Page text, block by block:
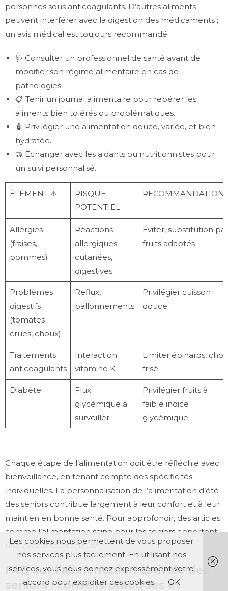
personnes sous anticoagulants. D’autres aliments
peuvent interférer avec la digestion des médicaments ;
un avis médical est toujours recommandé.
🩺 Consulter un professionnel de santé avant de
modifier son régime alimentaire en cas de
pathologies.
📋 Tenir un journal alimentaire pour repérer les
aliments bien tolérés ou problématiques.
🧴 Privilégier une alimentation douce, variée, et bien
hydratée.
🤝 Échanger avec les aidants ou nutritionnistes pour
un suivi personnalisé.
ÉLÉMENT ⚠️
RISQUE
POTENTIEL
Allergies
(fraises,
pommes)
Réactions
allergiques
cutanées,
digestives
Éviter, substitution par
fruits adaptés
Problèmes
digestifs
(tomates
crues, choux)
Reflux,
ballonnements
Privilégier cuisson
douce
Traitements
anticoagulants
Interaction
vitamine K
Limiter épinards, chou
frisé
Diabète
Flux
glycémique à
surveiller
Privilégier fruits à
faible indice
glycémique
Chaque étape de l’alimentation doit être réfléchie avec
bienveillance, en tenant compte des spécificités
individuelles. La personnalisation de l’alimentation d’été
des seniors contribue largement à leur confort et à leur
maintien en bonne santé. Pour approfondir, des articles
comme l’alimentation saine pour les seniors apportent
une expertise précieuse.
FAQ sur l’alimentation estivale des
seniors : conseils pratiques et
Les cookies nous permettent de vous proposer
nos services plus facilement. En utilisant nos
services, vous nous donnez expressément votre
accord pour exploiter ces cookies.
OK